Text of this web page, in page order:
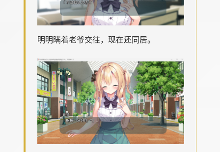
明明瞒着老爷交往，现在还同居。